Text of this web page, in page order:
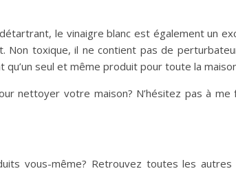
le vinaigre blanc est également un
Non toxique, il ne contient pas de
qu’un seul et même produit pour toute la
nettoyer votre maison? N’hésitez pas à
vous-même? Retrouvez toutes les autres